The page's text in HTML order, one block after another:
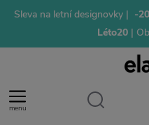
Sleva na letní designovky | -
Léto20 |
menu